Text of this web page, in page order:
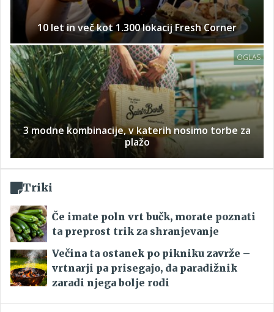
10 let in več kot 1.300 lokacij Fresh Corner
OGLAS
3 modne kombinacije, v katerih nosimo torbe za
plažo
Triki
Če imate poln vrt bučk, morate poznati
ta preprost trik za shranjevanje
Večina ta ostanek po pikniku zavrže –
vrtnarji pa prisegajo, da paradižnik
zaradi njega bolje rodi